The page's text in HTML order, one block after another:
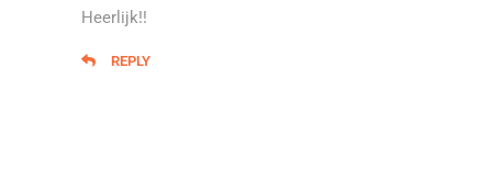
Heerlijk!!
REPLY